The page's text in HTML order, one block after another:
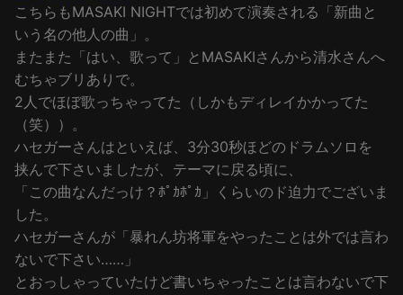
こちらもMASAKI NIGHTでは初めて演奏される「新曲と
いう名の他人の曲」。
またまた「はい、歌って」とMASAKIさんから清水さんへ
むちゃブリありで。
2人でほぼ歌っちゃってた（しかもディレイかかってた
（笑））。
ハセガーさんはといえば、3分30秒ほどのドラムソロを
挟んで下さいましたが、テーマに戻る頃に、
「この曲なんだっけ？ﾎﾟｶﾎﾟｶ」くらいのド迫力でございま
した。
ハセガーさんが「 暴れん坊将軍をやったことは外では言わ
ないで下さい……」
とおっしゃっていたけど書いちゃったことは言わないで下